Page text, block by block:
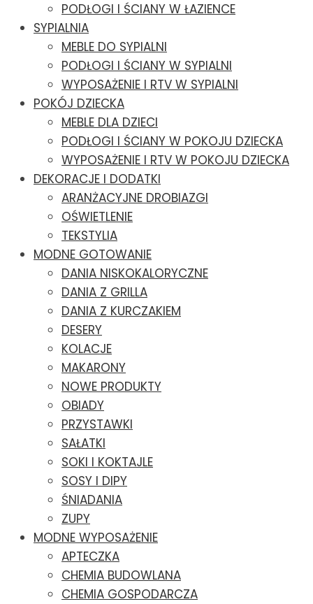
PODŁOGI I ŚCIANY W ŁAZIENCE
SYPIALNIA
MEBLE DO SYPIALNI
PODŁOGI I ŚCIANY W SYPIALNI
WYPOSAŻENIE I RTV W SYPIALNI
POKÓJ DZIECKA
MEBLE DLA DZIECI
PODŁOGI I ŚCIANY W POKOJU DZIECKA
WYPOSAŻENIE I RTV W POKOJU DZIECKA
DEKORACJE I DODATKI
ARANŻACYJNE DROBIAZGI
OŚWIETLENIE
TEKSTYLIA
MODNE GOTOWANIE
DANIA NISKOKALORYCZNE
DANIA Z GRILLA
DANIA Z KURCZAKIEM
DESERY
KOLACJE
MAKARONY
NOWE PRODUKTY
OBIADY
PRZYSTAWKI
SAŁATKI
SOKI I KOKTAJLE
SOSY I DIPY
ŚNIADANIA
ZUPY
MODNE WYPOSAŻENIE
APTECZKA
CHEMIA BUDOWLANA
CHEMIA GOSPODARCZA